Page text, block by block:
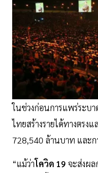
ในช่วงก่อนการแพร่ระบ
ไทยสร้างรายได้ทางตรง
728,540 ล้านบาท และก
“แม้ว่าโควิด 19 จะส่งผ